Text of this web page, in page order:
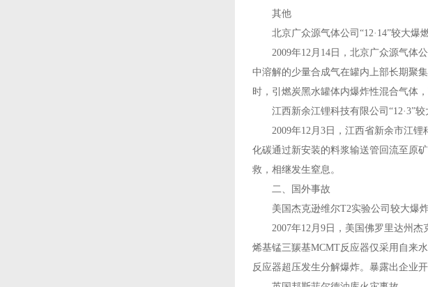
其他
北京广众源气体公司“12·14”较大爆
2009年12月14日，北京广众源气体公
中溶解的少量合成气在罐内上部长期聚
时，引燃炭黑水罐体内爆炸性混合气体
江西新余江锂科技有限公司“12·3”较
2009年12月3日，江西省新余市江锂
化碳通过新安装的料浆输送管回流至原
救，相继发生窒息。
二、国外事故
美国杰克逊维尔T2实验公司较大爆
2007年12月9日，美国佛罗里达州杰
烯基锰三羰基MCMT反应器仅采用自来
反应器超压发生分解爆炸。暴露出企业